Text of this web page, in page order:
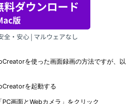
を使った画面録画の方法ですが、以
を起動する
PC画面とWebカメラ」をクリック